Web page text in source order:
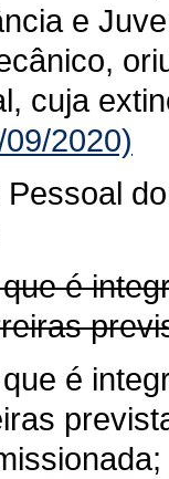
e
cuja
2020)
é
é